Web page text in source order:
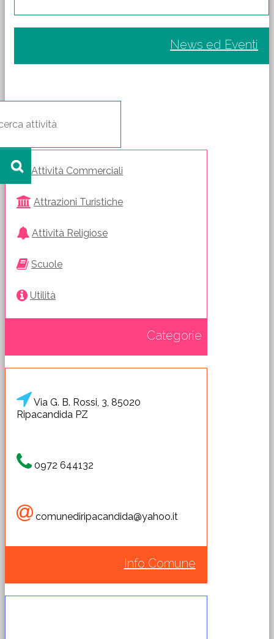
News ed Eventi
Attività Commerciali
Attrazioni Turistiche
Attività Religiose
Scuole
Utilità
Categorie
Via G. B. Rossi, 3, 85020
Ripacandida PZ
0972 644132
comunediripacandida@yahoo.it
Info Comune